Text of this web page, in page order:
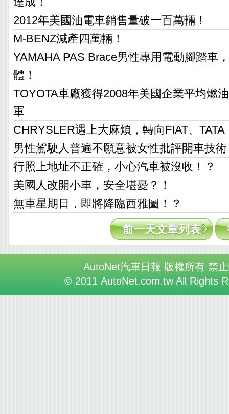
2012年美國油電車銷售量破一百萬輛！
M-BENZ減產四萬輛！
YAMAHA PAS Brace男性專用電動腳踏車
體！
TOYOTA車廠獲得2008年美國企業平均燃
軍
CHRYSLER遇上大麻煩，轉向FIAT、TATA
男性駕駛人普遍不願意被女性批評開車技術
行照上地址不正確，小心汽車被沒收！？
美國人改開小車，安全堪憂？！
無車星期日，即將降臨西雅圖！？
前一天文章列表
AutoNet汽車日報 版權所有 禁
© 2011 AutoNet.com.tw All Rights